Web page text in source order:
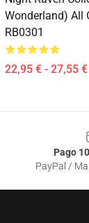
Wonderland) All
RB0301
22,95 € - 27,55 €
Pago
PayPal /